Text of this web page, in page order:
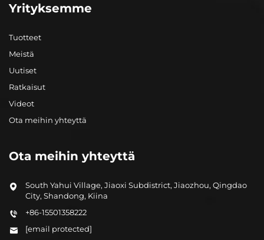
Yrityksemme
Tuotteet
Meistä
Uutiset
Ratkaisut
Videot
Ota meihin yhteyttä
Ota meihin yhteyttä
South Yahui Village, Jiaoxi Subdistrict, Jiaozhou, Qingdao
City, Shandong, Kiina
+86-15501358222
[email protected]